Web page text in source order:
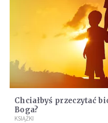
Chciałbyś przeczytać
Boga?
KSIĄŻKI